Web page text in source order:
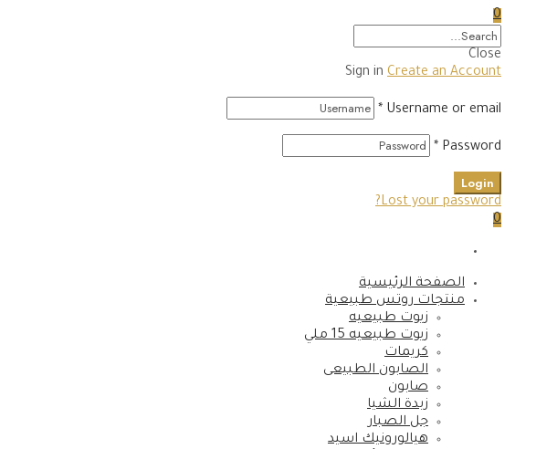
0
Close
Sign in Create an Account
Username or email
*
Password
*
Login
Lost your password?
0
الصفحة الرئيسية
منتجات روتس طبيعية
زيوت طبيعيه
زيوت طبيعيه 15 ملي
كريمات
الصابون الطبيعى
صابون
زبدة الشيا
جل الصبار
هيالورونيك اسيد